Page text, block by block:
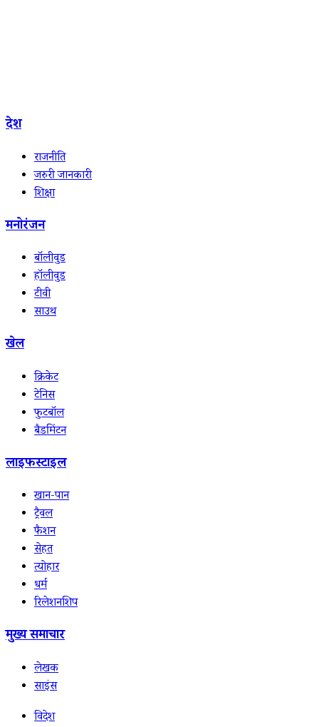
देश
राजनीति
जरुरी जानकारी
शिक्षा
मनोरंजन
बॉलीवुड
हॉलीवुड
टीवी
साउथ
खेल
क्रिकेट
टेनिस
फुटबॉल
बैडमिंटन
लाइफस्टाइल
खान-पान
ट्रैवल
फैशन
सेहत
त्योहार
धर्म
रिलेशनशिप
मुख्य समाचार
लेखक
साइंस
विदेश